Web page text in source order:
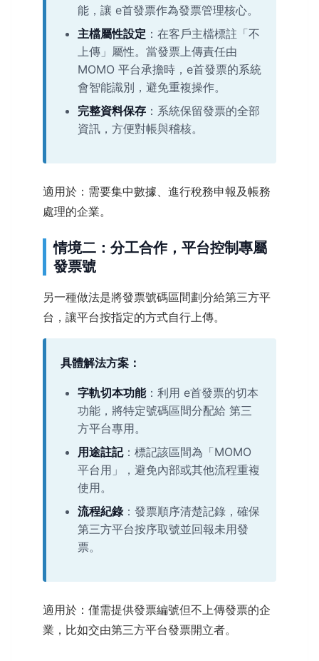
能，讓 e首發票作為發票管理核心。
主檔屬性設定 ：在客戶主檔標註「不
上傳」屬性。當發票上傳責任由
MOMO 平台承擔時，e首發票的系統
會智能識別，避免重複操作。
完整資料保存 ：系統保留發票的全部
資訊，方便對帳與稽核。
適用於：需要集中數據、進行稅務申報及帳務
處理的企業。
情境二：分工合作，平台控制專屬
發票號
另一種做法是將發票號碼區間劃分給第三方平
台，讓平台按指定的方式自行上傳。
具體解法方案：
字軌切本功能：利用 e首發票的切本
功能，將特定號碼區間分配給 第三
方平台專用。
用途註記：標記該區間為「MOMO
平台用」，避免內部或其他流程重複
使用。
流程紀錄：發票順序清楚記錄，確保
第三方平台按序取號並回報未用發
票。
適用於：僅需提供發票編號但不上傳發票的企
業，比如交由第三方平台發票開立者。